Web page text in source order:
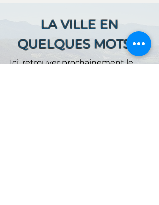
LA VILLE EN
QUELQUES MOTS ...
Ici, retrouver prochainement le